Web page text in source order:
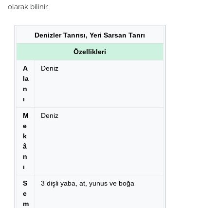
olarak bilinir.
Denizler Tanrısı, Yeri Sarsan Tanrı
Özellikleri
A
la
n
ı
Deniz
M
e
k
â
n
ı
Deniz
S
e
m
3 dişli yaba, at, yunus ve boğa